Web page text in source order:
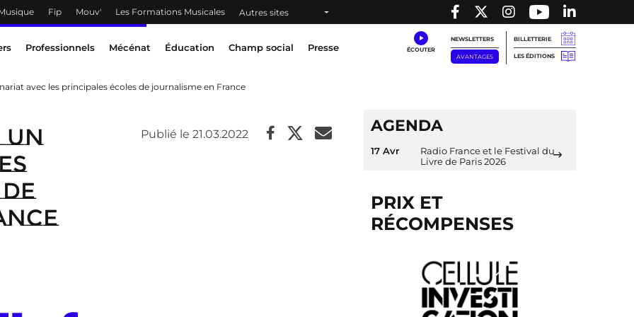
Fip Mouv' Les Formations Musicales Autres sites
Professionnels Mécénat Éducation Champ social Presse
NEWSLETTERS
AVANTAGES
BILLETTERIE
LES ÉDITIONS
avec les principales écoles de journalisme en France
un
Publié le 21.03.2022 AGENDA
17 Avr
Radio France et le Festival du
Livre de Paris 2026
PRIX ET
RÉCOMPENSES